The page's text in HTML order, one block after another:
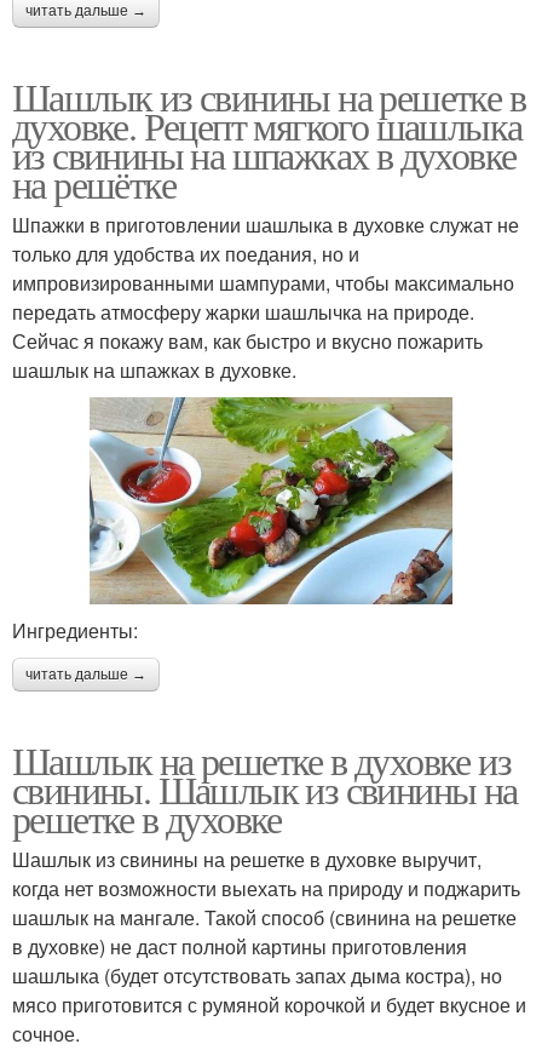
читать дальше →
Шашлык из свинины на решетке в
духовке. Рецепт мягкого шашлыка
из свинины на шпажках в духовке
на решётке
Шпажки в приготовлении шашлыка в духовке служат не
только для удобства их поедания, но и
импровизированными шампурами, чтобы максимально
передать атмосферу жарки шашлычка на природе.
Сейчас я покажу вам, как быстро и вкусно пожарить
шашлык на шпажках в духовке.
Ингредиенты:
читать дальше →
Шашлык на решетке в духовке из
свинины. Шашлык из свинины на
решетке в духовке
Шашлык из свинины на решетке в духовке выручит,
когда нет возможности выехать на природу и поджарить
шашлык на мангале. Такой способ (свинина на решетке
в духовке) не даст полной картины приготовления
шашлыка (будет отсутствовать запах дыма костра), но
мясо приготовится с румяной корочкой и будет вкусное и
сочное.